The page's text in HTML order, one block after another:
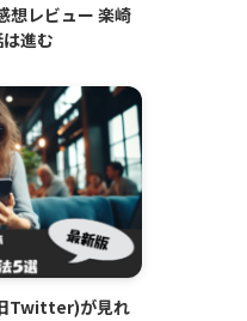
想レビュー 楽崎
進む
Twitter)が見れ